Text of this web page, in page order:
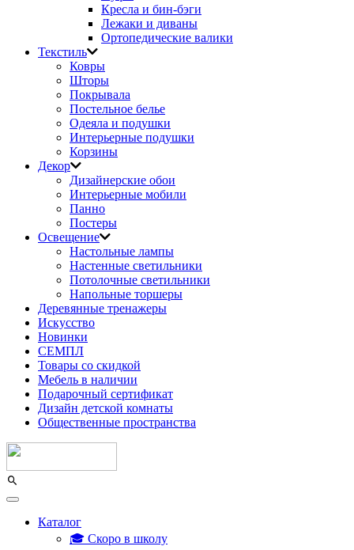
Кресла и бин-бэги
Лежаки и диваны
Ортопедические валики
Текстиль
Ковры
Шторы
Покрывала
Постельное белье
Одеяла и подушки
Интерьерные подушки
Корзины
Декор
Дизайнерские обои
Интерьерные мобили
Панно
Постеры
Освещение
Настольные лампы
Настенные светильники
Потолочные светильники
Напольные торшеры
Деревянные тренажеры
Искусство
Новинки
СЕМПЛ
Товары со скидкой
Мебель в наличии
Подарочный сертификат
Дизайн детской комнаты
Общественные пространства
Каталог
🎓 Скоро в школу